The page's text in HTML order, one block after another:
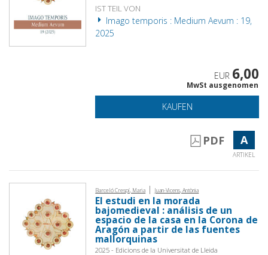
IST TEIL VON
Imago temporis : Medium Aevum : 19,
2025
EUR 6,00
MwSt ausgenomen
KAUFEN
PDF A
ARTIKEL
Barceló Crespí, Maria | Juan-Vicens, Antònia
El estudi en la morada
bajomedieval : análisis de un
espacio de la casa en la Corona de
Aragón a partir de las fuentes
mallorquinas
2025 - Edicions de la Universitat de Lleida